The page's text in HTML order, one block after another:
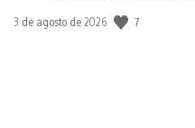
Fecha
3 de agosto de 2026 7